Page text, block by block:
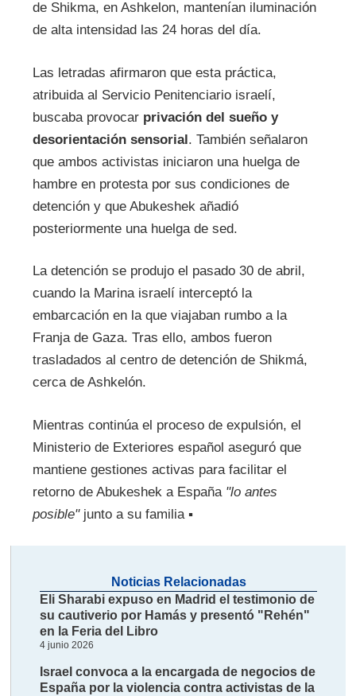
de Shikma, en Ashkelon, mantenían iluminación
de alta intensidad las 24 horas del día.
Las letradas afirmaron que esta práctica,
atribuida al Servicio Penitenciario israelí,
buscaba provocar privación del sueño y
desorientación sensorial. También señalaron
que ambos activistas iniciaron una huelga de
hambre en protesta por sus condiciones de
detención y que Abukeshek añadió
posteriormente una huelga de sed.
La detención se produjo el pasado 30 de abril,
cuando la Marina israelí interceptó la
embarcación en la que viajaban rumbo a la
Franja de Gaza. Tras ello, ambos fueron
trasladados al centro de detención de Shikmá,
cerca de Ashkelón.
Mientras continúa el proceso de expulsión, el
Ministerio de Exteriores español aseguró que
mantiene gestiones activas para facilitar el
retorno de Abukeshek a España "lo antes
posible"junto a su familia ▪
Noticias Relacionadas
Eli Sharabi expuso en Madrid el testimonio de
su cautiverio por Hamás y presentó "Rehén"
en la Feria del Libro
4 junio 2026
Israel convoca a la encargada de negocios de
España por la violencia contra activistas de la